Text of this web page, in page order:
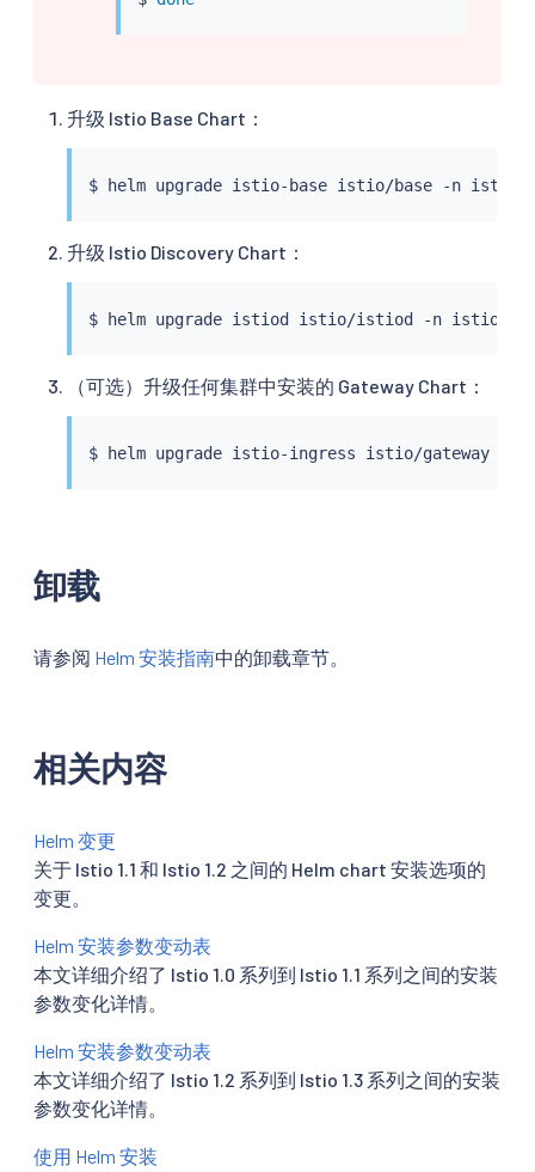
升级 Istio Base Chart：
$ helm
升级 Istio Discovery Chart：
$ helm
（可选）升级任何集群中安装的 Gateway Chart：
$ helm
卸载
请参阅 Helm 安装指南中的卸载章节。
相关内容
Helm 变更
关于 Istio 1.1 和 Istio 1.2 之间的 Helm chart 安装选项的
变更。
Helm 安装参数变动表
本文详细介绍了 Istio 1.0 系列到 Istio 1.1 系列之间的安装
参数变化详情。
Helm 安装参数变动表
本文详细介绍了 Istio 1.2 系列到 Istio 1.3 系列之间的安装
参数变化详情。
使用 Helm 安装